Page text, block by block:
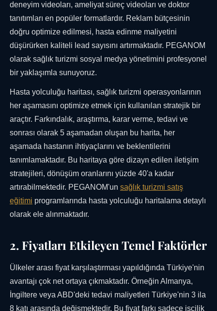
deneyim videoları, ameliyat süreç videoları ve doktor
tanıtımları en popüler formatlardır. Reklam bütçesinin
doğru optimize edilmesi, hasta edinme maliyetini
düşürürken kaliteli lead sayısını artırmaktadır. PEGANOM
olarak sağlık turizmi sosyal medya yönetimini profesyonel
bir yaklaşımla sunuyoruz.
Hasta yolculuğu haritası, sağlık turizmi operasyonlarının
her aşamasını optimize etmek için kullanılan stratejik bir
araçtır. Farkındalık, araştırma, karar verme, tedavi ve
sonrası olarak 5 aşamadan oluşan bu harita, her
aşamada hastanın ihtiyaçlarını ve beklentilerini
tanımlamaktadır. Bu haritaya göre dizayn edilen iletişim
stratejileri, dönüşüm oranlarını yüzde 40'a kadar
artırabilmektedir. PEGANOM'un sağlık turizmi satış
eğitimi programlarında hasta yolculuğu haritalama detaylı
olarak ele alınmaktadır.
2. Fiyatları Etkileyen Temel Faktörler
Ülkeler arası fiyat karşılaştırması yapıldığında Türkiye'nin
avantajı çok net ortaya çıkmaktadır. Örneğin Almanya,
İngiltere veya ABD'deki tedavi maliyetleri Türkiye'nin 3 ila
8 katı arasında değişmektedir. Bu fiyat farkı sadece işçilik